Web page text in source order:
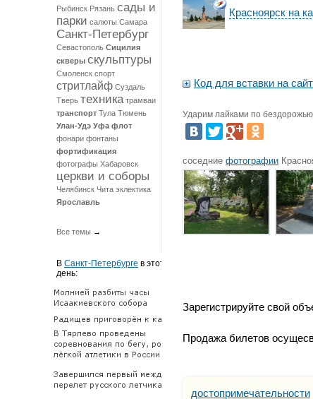
Рыбинск Рязань сады и
парки салюты Самара
Санкт-Петербург
Севастополь Сицилия
скверы скульптуры
Смоленск спорт
стритлайф Суздаль
Тверь техника трамваи
транспорт Тула Тюмень
Улан-Удэ Уфа флот
фонари фонтаны
фортификация
фотографы Хабаровск
церкви и соборы
Челябинск Чита эклектика
Ярославль
Все темы →
В Санкт-Петербурге в этот
день:
Красноярск на
Код для вставки на
Ударим лайками по
соседние фотографии
Зарегистрируйте свой
Продажа билетов
достопримечательности